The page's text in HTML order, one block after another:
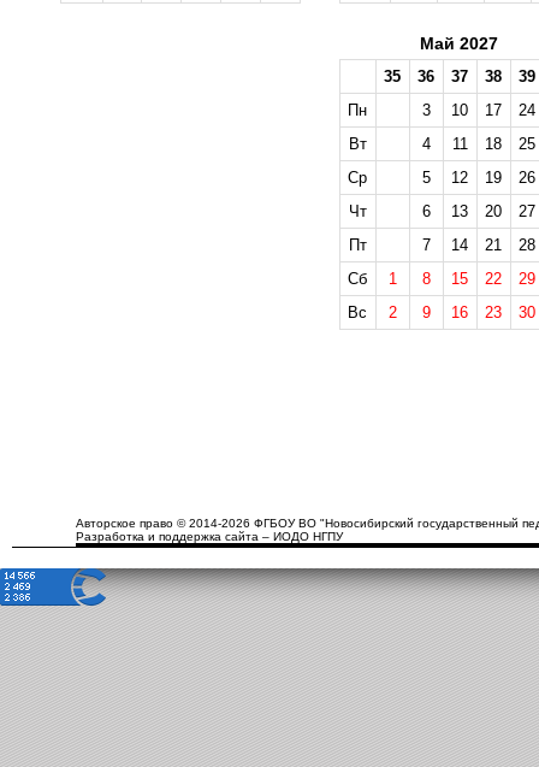
Май 2027
35 36 37 38
39
Пн
3 10 17
24
Вт
4 11 18
25
Ср
5 12 19
26
Чт
6 13 20
27
Пт
7 14 21
28
Сб
1 8 15 22
29
Вс
2 9 16 23 30
Авторское право © 2014-2026 ФГБОУ ВО "Новосибирский государственный
Разработка и поддержка сайта – ИОДО НГПУ